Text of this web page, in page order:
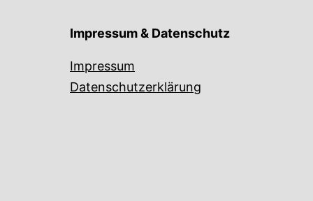
Impressum & Datenschutz
Impressum
Datenschutzerklärung